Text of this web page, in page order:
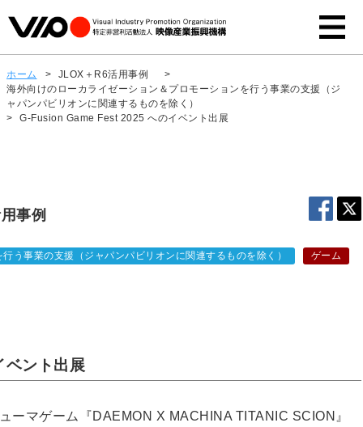
ホーム > JLOX＋R6活用事例
>
海外向けのローカライゼーション＆プロモーションを行う事業の支援（ジ
ャパンパビリオンに関連するものを除く）
>
G-Fusion Game Fest 2025 へのイベント出展
事例
う事業の支援（ジャパンパビリオンに関連するものを除く） ゲーム
ント出展
ーマゲーム『DAEMON X MACHINA TITANIC SCION』